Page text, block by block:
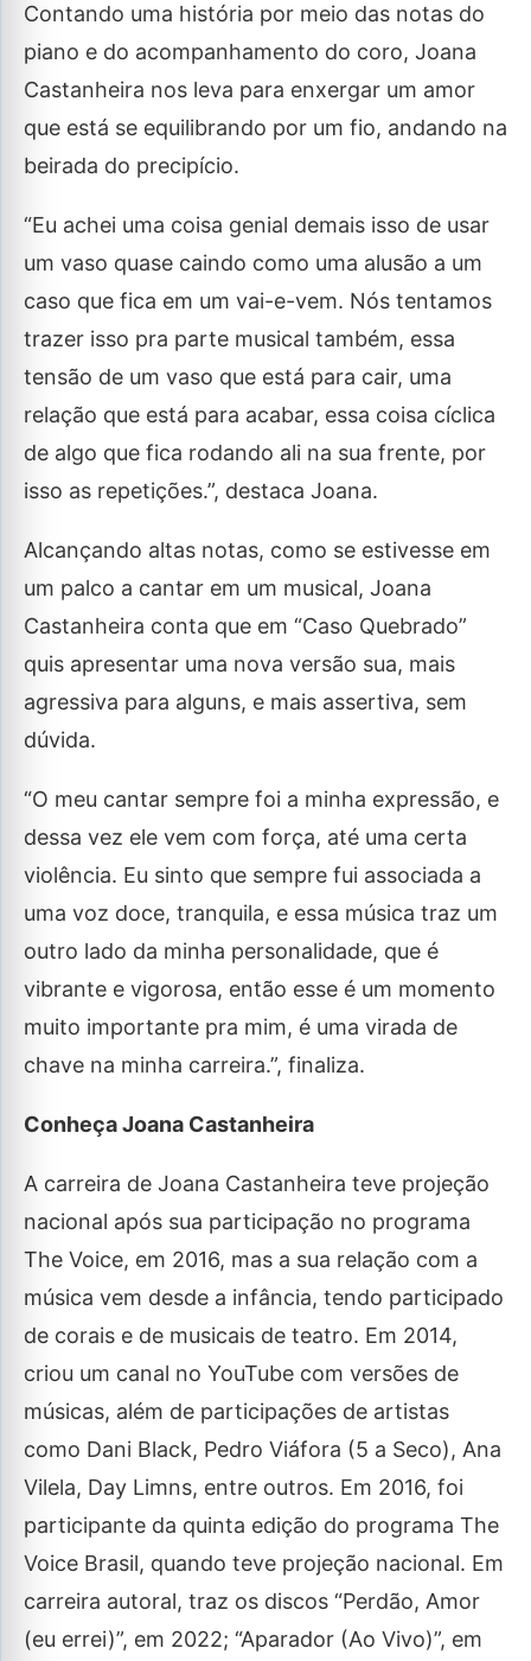
Contando uma história por meio das notas do
piano e do acompanhamento do coro, Joana
Castanheira nos leva para enxergar um amor
que está se equilibrando por um fio, andando na
beirada do precipício.
“Eu achei uma coisa genial demais isso de usar
um vaso quase caindo como uma alusão a um
caso que fica em um vai-e-vem. Nós tentamos
trazer isso pra parte musical também, essa
tensão de um vaso que está para cair, uma
relação que está para acabar, essa coisa cíclica
de algo que fica rodando ali na sua frente, por
isso as repetições.”, destaca Joana.
Alcançando altas notas, como se estivesse em
um palco a cantar em um musical, Joana
Castanheira conta que em “Caso Quebrado”
quis apresentar uma nova versão sua, mais
agressiva para alguns, e mais assertiva, sem
dúvida.
“O meu cantar sempre foi a minha expressão, e
dessa vez ele vem com força, até uma certa
violência. Eu sinto que sempre fui associada a
uma voz doce, tranquila, e essa música traz um
outro lado da minha personalidade, que é
vibrante e vigorosa, então esse é um momento
muito importante pra mim, é uma virada de
chave na minha carreira.”, finaliza.
Conheça Joana Castanheira
A carreira de Joana Castanheira teve projeção
nacional após sua participação no programa
The Voice, em 2016, mas a sua relação com a
música vem desde a infância, tendo participado
de corais e de musicais de teatro. Em 2014,
criou um canal no YouTube com versões de
músicas, além de participações de artistas
como Dani Black, Pedro Viáfora (5 a Seco), Ana
Vilela, Day Limns, entre outros. Em 2016, foi
participante da quinta edição do programa The
Voice Brasil, quando teve projeção nacional. Em
carreira autoral, traz os discos “Perdão, Amor
(eu errei)”, em 2022; “Aparador (Ao Vivo)”, em